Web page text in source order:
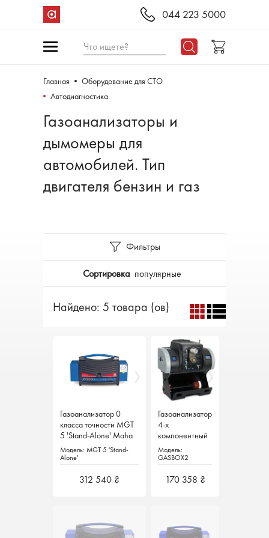
044 223 5000
Что ищете?
Главная
Оборудование для СТО
Автодиагностика
Газоанализаторы и
дымомеры для
автомобилей. Тип
двигателя бензин и газ
Фильтры
Сортировка популярные
Найдено: 5 товара (ов)
Газоанализатор 0
класса точности MGT
5 'Stand-Alone' Maha
Германия
Модель: MGT 5 'Stand-
Alone'
312 540 ₴
Газоанализатор 0
класса точности MGT
5 'Stand-Alone' Maha
Германия
Модель: MGT 5 'Stand-
Alone'
312 540 ₴
Газоанализатор
4-х
компонентный
GASBOX2
Autopower Texa
Модель:
GASBOX2
170 358 ₴
Газоанализатор
4-х
компонентный
GASBOX2
Autopower Texa
Модель:
GASBOX2
170 358 ₴